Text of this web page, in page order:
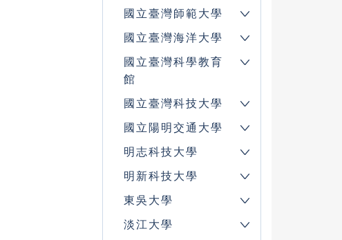
國立臺灣師範大學
國立臺灣海洋大學
國立臺灣科學教育
館
國立臺灣科技大學
國立陽明交通大學
明志科技大學
明新科技大學
東吳大學
淡江大學